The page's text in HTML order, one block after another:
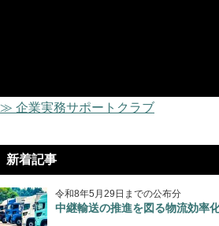
≫ 企業実務サポートクラブ
新着記事
令和8年5月29日までの公布分
中継輸送の推進を図る物流効率